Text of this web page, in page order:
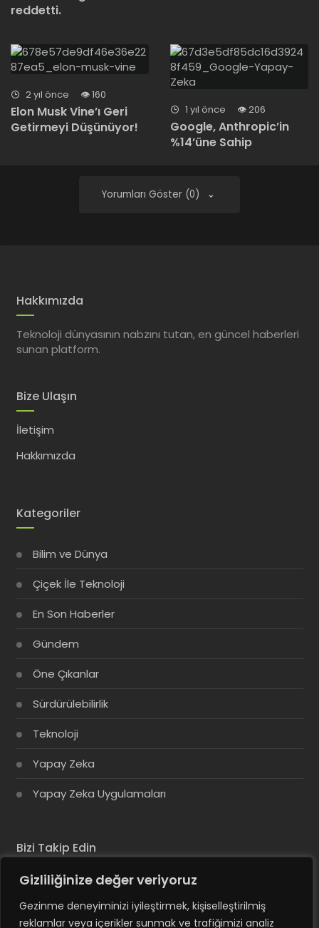
Gizliliğinize değer veriyoruz
Gezinme deneyiminizi iyileştirmek, kişiselleştirilmiş
reklamlar veya içerikler sunmak ve trafiğimizi analiz
reddetti.
2 yıl önce 160
Elon Musk Vine’ı Geri
Getirmeyi Düşünüyor!
1 yıl önce 206
Google, Anthropic’in
%14’üne Sahip
Yorumları Göster (0)
Hakkımızda
Teknoloji dünyasının nabzını tutan, en güncel haberleri
sunan platform.
Bize Ulaşın
İletişim
Hakkımızda
Kategoriler
Bilim ve Dünya
Çiçek İle Teknoloji
En Son Haberler
Gündem
Öne Çıkanlar
Sürdürülebilirlik
Teknoloji
Yapay Zeka
Yapay Zeka Uygulamaları
Bizi Takip Edin